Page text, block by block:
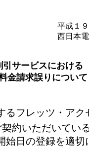
平成１
西日本
引サービスにおける
金請求誤りについて
フレッツ・アク
約いただいてい
始日の登録を適切